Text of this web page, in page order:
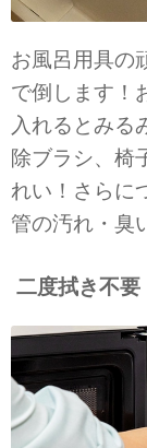
お風呂用具の
で倒します！
入れるとみる
除ブラシ、椅
れい！さらに
管の汚れ・臭
二度拭き不要